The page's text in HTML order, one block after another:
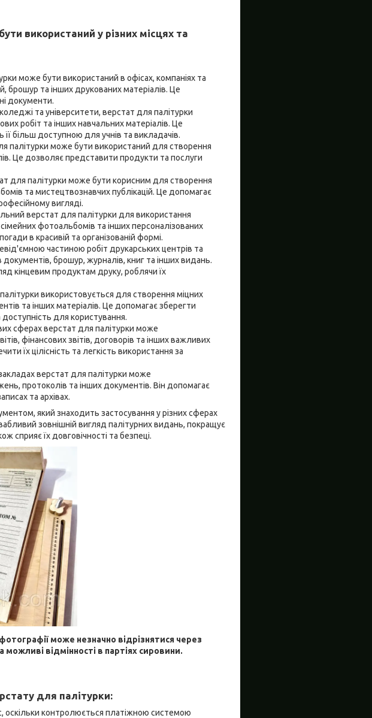
використаний у різних місцях та
може бути використаний в офісах, компаніях та
брошур та інших друкованих матеріалів. Це
документи.
та університети, верстат для палітурки
робіт та інших навчальних матеріалів. Це
більш доступною для учнів та викладачів.
палітурки може бути використаний для створення
Це дозволяє представити продукти та послуги
для палітурки може бути корисним для створення
та мистецтвознавчих публікацій. Це допомагає
вигляді.
верстат для палітурки для використання
фотоальбомів та інших персоналізованих
в красивій та організованій формі.
частиною робіт друкарських центрів та
документів, брошур, журналів, книг та інших видань.
кінцевим продуктам друку, роблячи їх
палітурки використовується для створення міцних
та інших матеріалів. Це допомагає зберегти
доступність для користування.
сферах верстат для палітурки може
фінансових звітів, договорів та інших важливих
їх цілісність та легкість використання за
верстат для палітурки може
протоколів та інших документів. Він допомагає
та архівах.
який знаходить застосування у різних сферах
зовнішній вигляд палітурних видань, покращує
сприяє їх довговічності та безпеці.
може незначно відрізнятися через
відмінності в партіях сировини.
для палітурки:
контролюється платіжною системою